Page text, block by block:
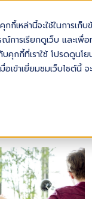
เหล่านี้จะใช้ในการเ
ารเรียกดูเว็บ และเพื่
กกี้ที่เราใช้ โปรดดูนโย
าเยี่ยมชมเว็บไซต์นี้ จ